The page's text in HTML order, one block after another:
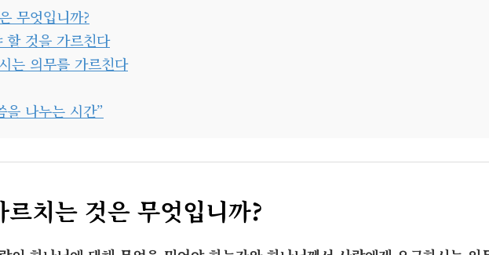
무엇입니까?
할 것을 가르친다
는 의무를 가르친다
을 나누는 시간”
치는 것은 무엇입니까?